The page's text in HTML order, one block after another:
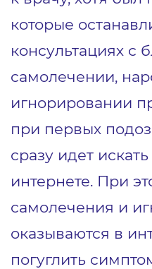
которые
консультациях с
самолечении,
игнорировании
при первых
сразу идет
интернете. При
самолечения и
оказываются в
погуглить